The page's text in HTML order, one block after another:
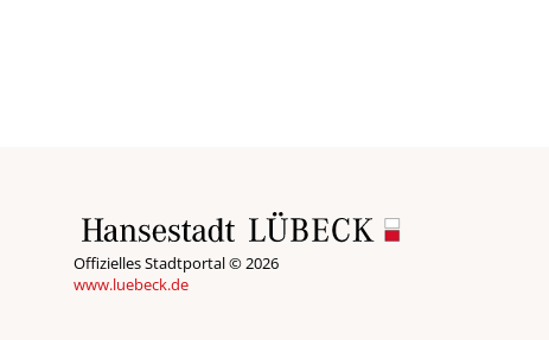
Offizielles Stadtportal © 2026
www.luebeck.de